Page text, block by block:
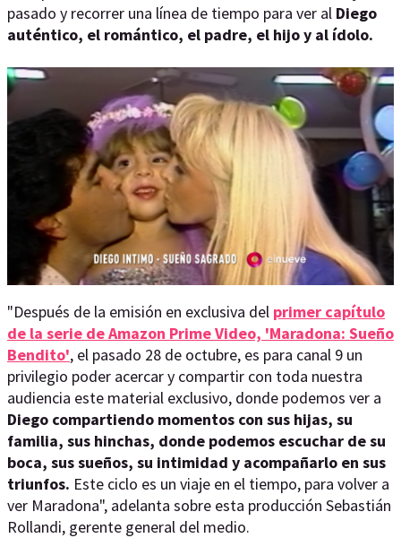
pasado y recorrer una línea de tiempo para ver al Diego
auténtico, el romántico, el padre, el hijo y al ídolo.
"Después de la emisión en exclusiva del primer capítulo
de la serie de Amazon Prime Video, 'Maradona: Sueño
Bendito', el pasado 28 de octubre, es para canal 9 un
privilegio poder acercar y compartir con toda nuestra
audiencia este material exclusivo, donde podemos ver a
Diego compartiendo momentos con sus hijas, su
familia, sus hinchas, donde podemos escuchar de su
boca, sus sueños, su intimidad y acompañarlo en sus
triunfos. Este ciclo es un viaje en el tiempo, para volver a
ver Maradona", adelanta sobre esta producción Sebastián
Rollandi, gerente general del medio.